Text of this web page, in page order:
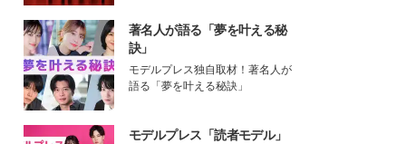
著名人が語る「夢を叶える秘
訣」
モデルプレス独自取材！著名人が
語る「夢を叶える秘訣」
モデルプレス「読者モデル」